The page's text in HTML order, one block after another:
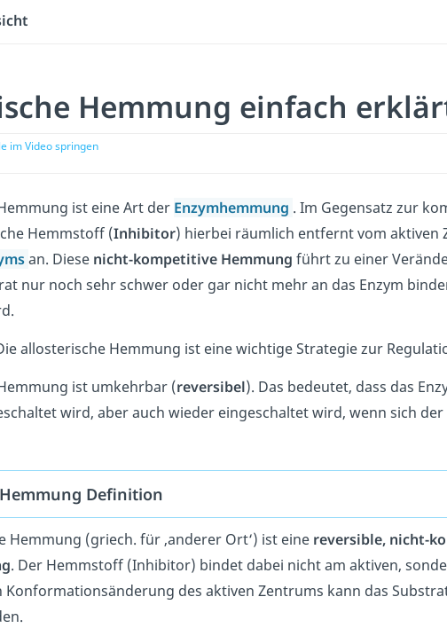
Hemmung einfach
im Video springen
ist eine Art der Enzymhemmung . Im Gegensatz zur
Hemmstoff (Inhibitor) hierbei räumlich entfernt vom aktiven
an. Diese nicht-kompetitive Hemmung führt zu einer
nur noch sehr schwer oder gar nicht mehr an das Enzym
allosterische Hemmung ist eine wichtige Strategie zur
ist umkehrbar (reversibel). Das bedeutet, dass das
wird, aber auch wieder eingeschaltet wird, wenn sich
Definition
Hemmung (griech. für ‚anderer Ort‘) ist eine reversible, nicht-
. Der Hemmstoff (Inhibitor) bindet dabei nicht am aktiven,
Konformationsänderung des aktiven Zentrums kann das